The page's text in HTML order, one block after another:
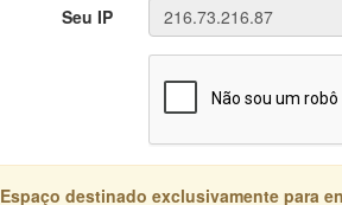
Seu IP
Espaço destinado exclusivamente para